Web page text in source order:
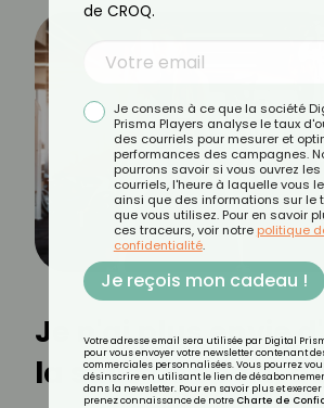
Je n'ai plus envie
la salle de sport,
de CROQ.
Je consens à ce que la société
Prisma Players analyse le taux
des courriels pour mesurer et
performances des campagnes.
pourrons savoir si vous ouvrez les
courriels, l'heure à laquelle vous
ainsi que des informations sur le
que vous utilisez. Pour en savoir
ces traceurs, voir notre politique
confidentialité.
Je reçois mon cadeau !
Votre adresse email sera utilisée par Digital
pour vous envoyer votre newsletter contenant
commerciales personnalisées. Vous pourrez
désinscrire en utilisant le lien de
dans la newsletter. Pour en savoir plus et exercer
prenez connaissance de notre Charte de